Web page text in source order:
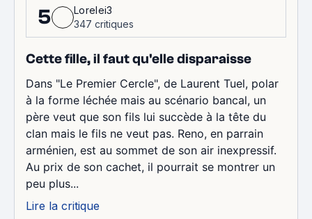
5
Lorelei3
347 critiques
Cette fille, il faut qu'elle disparaisse
Dans "Le Premier Cercle", de Laurent Tuel, polar
à la forme léchée mais au scénario bancal, un
père veut que son fils lui succède à la tête du
clan mais le fils ne veut pas. Reno, en parrain
arménien, est au sommet de son air inexpressif.
Au prix de son cachet, il pourrait se montrer un
peu plus...
Lire la critique